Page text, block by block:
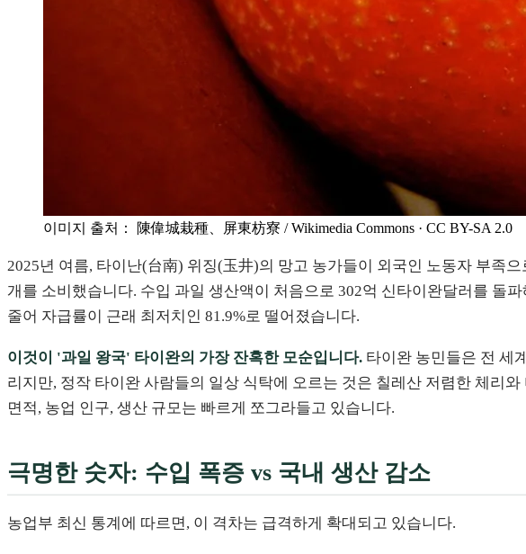
이미지 출처： 陳偉城栽種、屏東枋寮 / Wikimedia Commons · CC BY-SA 2.0
2025년 여름, 타이난(台南) 위징(玉井)의 망고 농가들이 외국인 노동자 부족
개를 소비했습니다. 수입 과일 생산액이 처음으로 302억 신타이완달러를 돌
줄어 자급률이 근래 최저치인 81.9%로 떨어졌습니다.
이것이 '과일 왕국' 타이완의 가장 잔혹한 모순입니다. 타이완 농민들은 전 세
리지만, 정작 타이완 사람들의 일상 식탁에 오르는 것은 칠레산 저렴한 체리
면적, 농업 인구, 생산 규모는 빠르게 쪼그라들고 있습니다.
극명한 숫자: 수입 폭증 vs 국내 생산 감소
농업부 최신 통계에 따르면, 이 격차는 급격하게 확대되고 있습니다.